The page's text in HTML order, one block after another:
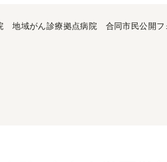
地域がん診療拠点病院 合同市民公開